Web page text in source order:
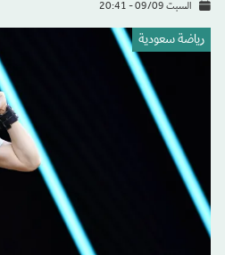
السبت 09/09 - 20:41
رياضة سعودية